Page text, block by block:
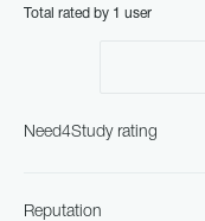
Total rated by 1 user
Need4Study rating
Reputation